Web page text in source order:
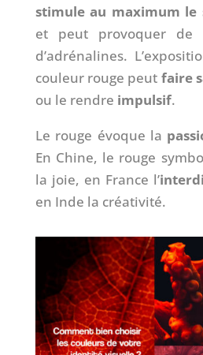
stimule au maximum le
et peut provoquer de
d’adrénalines.
couleur rouge peut faire
ou le rendre impulsif.
Le rouge évoque la
En Chine, le rouge
la joie, en France l’
en Inde la créativité.